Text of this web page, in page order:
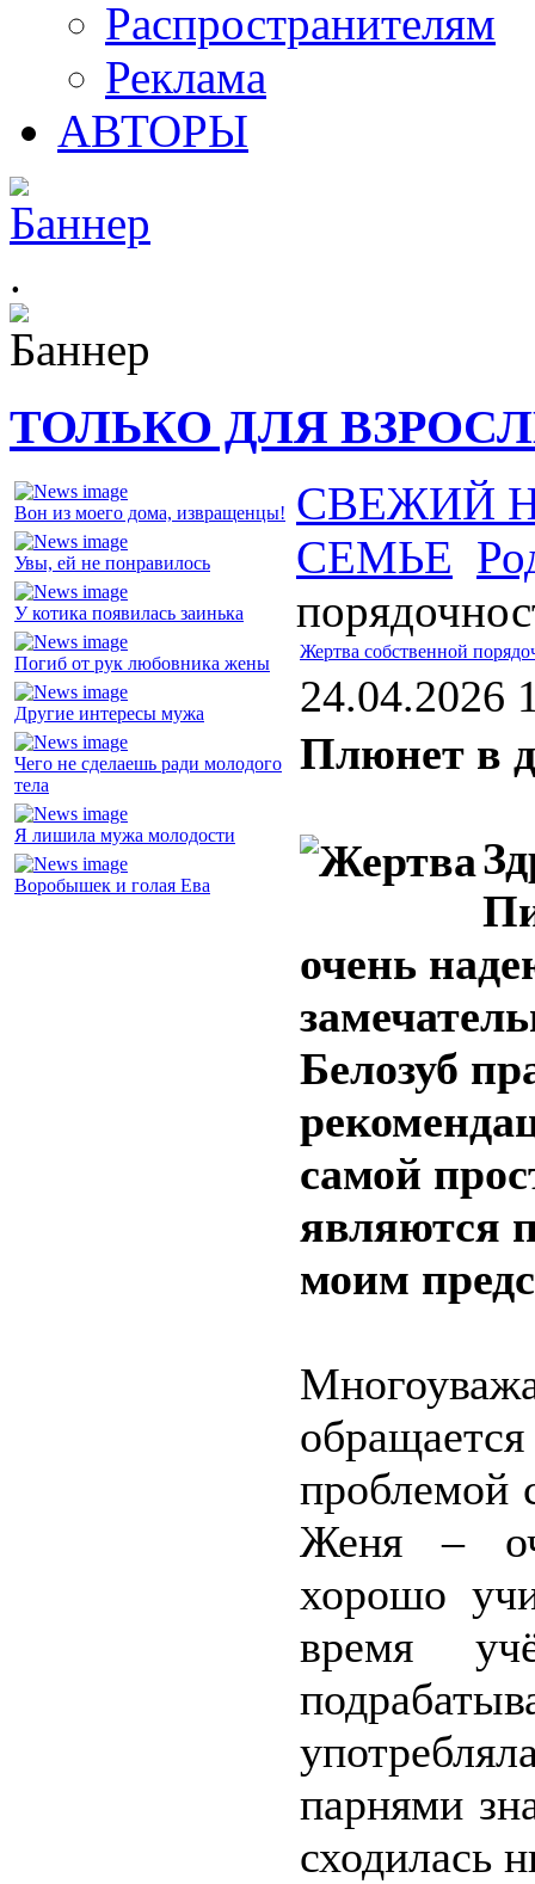
Распространителям
Реклама
АВТОРЫ
.
ТОЛЬКО ДЛЯ
Вон из моего дома, извращенцы!
Увы, ей не понравилось
У котика появилась заинька
Погиб от рук любовника жены
Другие интересы мужа
Чего не сделаешь ради молодого
тела
Я лишила мужа молодости
Воробышек и голая Ева
СВЕЖИЙ
СЕМЬЕ
Жертва собственной
24.04.2026
Плюнет в
очень
Белозуб
самой
являются
моим
проблемой
Женя –
хорошо
время
парнями
сходилась